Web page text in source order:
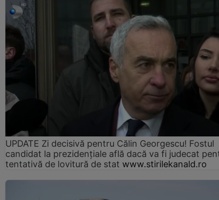
UPDATE Zi decisivă pentru Călin Georgescu! Fostul
candidat la prezidențiale află dacă va fi judecat
tentativă de lovitură de stat www.stirilekanald.ro